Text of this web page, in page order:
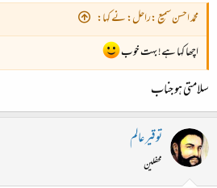
محمّد احسن سمیع :راحل: نے کہا:
اچھا کہا ہے! بہت خوب
سلامتی ہو جناب
توقیر عالم
محفلین